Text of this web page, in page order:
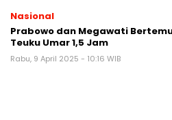
Nasional
Prabowo dan Megawati
Teuku Umar 1,5 Jam
Rabu, 9 April 2025 - 10:16 WIB